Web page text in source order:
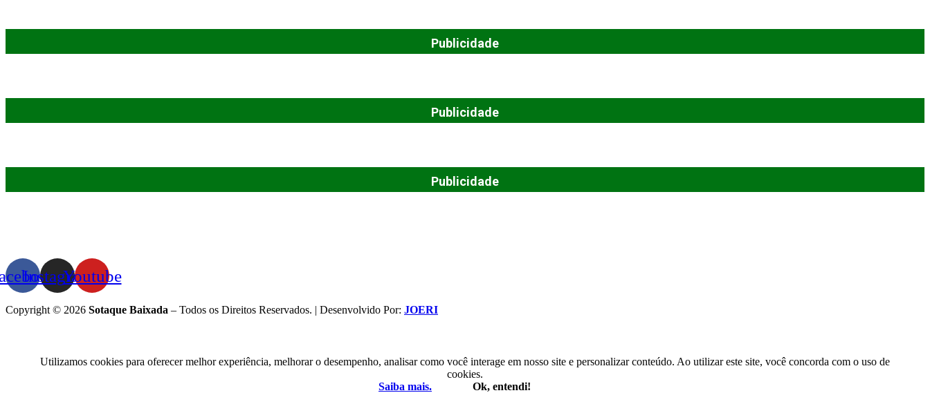
Publicidade
Publicidade
Publicidade
InstagramYoutube
Copyright © 2026 Sotaque Baixada – Todos os Direitos Reservados. | Desenvolvido Por: JOERI
Utilizamos cookies para oferecer melhor experiência, melhorar o desempenho, analisar como você interage em nosso site e personalizar conteúdo. Ao utilizar este site, você concorda com o uso de
cookies.
Saiba mais.
Ok, entendi!